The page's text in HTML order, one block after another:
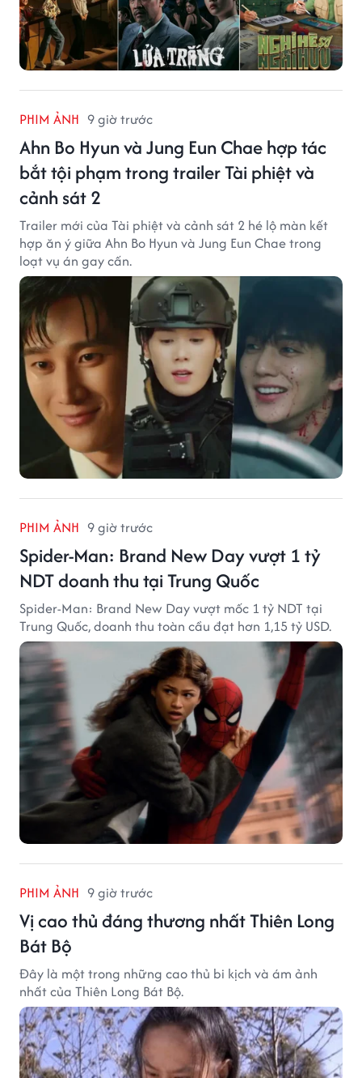
PHIM ẢNH 9 giờ trước
Ahn Bo Hyun và Jung Eun Chae hợp tác
bắt tội phạm trong trailer Tài phiệt và
cảnh sát 2
Trailer mới của Tài phiệt và cảnh sát 2 hé lộ màn kết
hợp ăn ý giữa Ahn Bo Hyun và Jung Eun Chae trong
loạt vụ án gay cấn.
PHIM ẢNH 9 giờ trước
Spider-Man: Brand New Day vượt 1 tỷ
NDT doanh thu tại Trung Quốc
Spider-Man: Brand New Day vượt mốc 1 tỷ NDT tại
Trung Quốc, doanh thu toàn cầu đạt hơn 1,15 tỷ USD.
PHIM ẢNH 9 giờ trước
Vị cao thủ đáng thương nhất Thiên Long
Bát Bộ
Đây là một trong những cao thủ bi kịch và ám ảnh
nhất của Thiên Long Bát Bộ.